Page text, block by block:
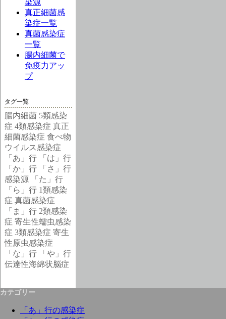
染源
真正細菌感
染症一覧
真菌感染症
一覧
腸内細菌で
免疫力アッ
プ
タグ一覧
腸内細菌 5類感染
症 4類感染症 真正
細菌感染症 食べ物
ウイルス感染症
「あ」行
「は」行
「か」行
「さ」行
感染源
「た」行
「ら」行 1類感染
症 真菌感染症
「ま」行 2類感染
症 寄生性蠕虫感染
症 3類感染症 寄生
性原虫感染症
「な」行
「や」行
伝達性海綿状脳症
カテゴリー
「あ」行の感染症